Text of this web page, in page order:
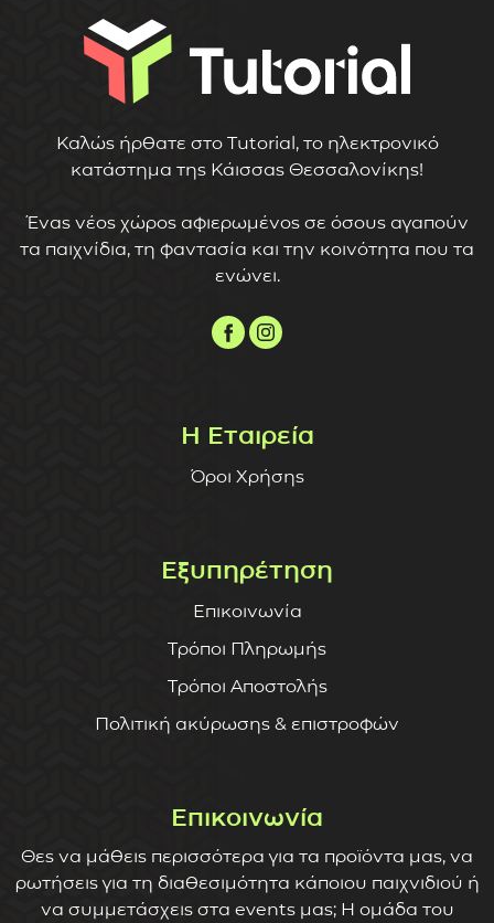
Καλώς ήρθατε στο Tutorial, το ηλεκτρονικό
κατάστημα της Κάισσας Θεσσαλονίκης!
Ένας νέος χώρος αφιερωμένος σε όσους αγαπούν
τα παιχνίδια, τη φαντασία και την κοινότητα που τα
ενώνει.
Η Εταιρεία
Όροι Χρήσης
Εξυπηρέτηση
Επικοινωνία
Τρόποι Πληρωμής
Τρόποι Αποστολής
Πολιτική ακύρωσης & επιστροφών
Επικοινωνία
Θες να μάθεις περισσότερα για τα προϊόντα μας, να
ρωτήσεις για τη διαθεσιμότητα κάποιου παιχνιδιού ή
να συμμετάσχεις στα events μας; Η ομάδα του